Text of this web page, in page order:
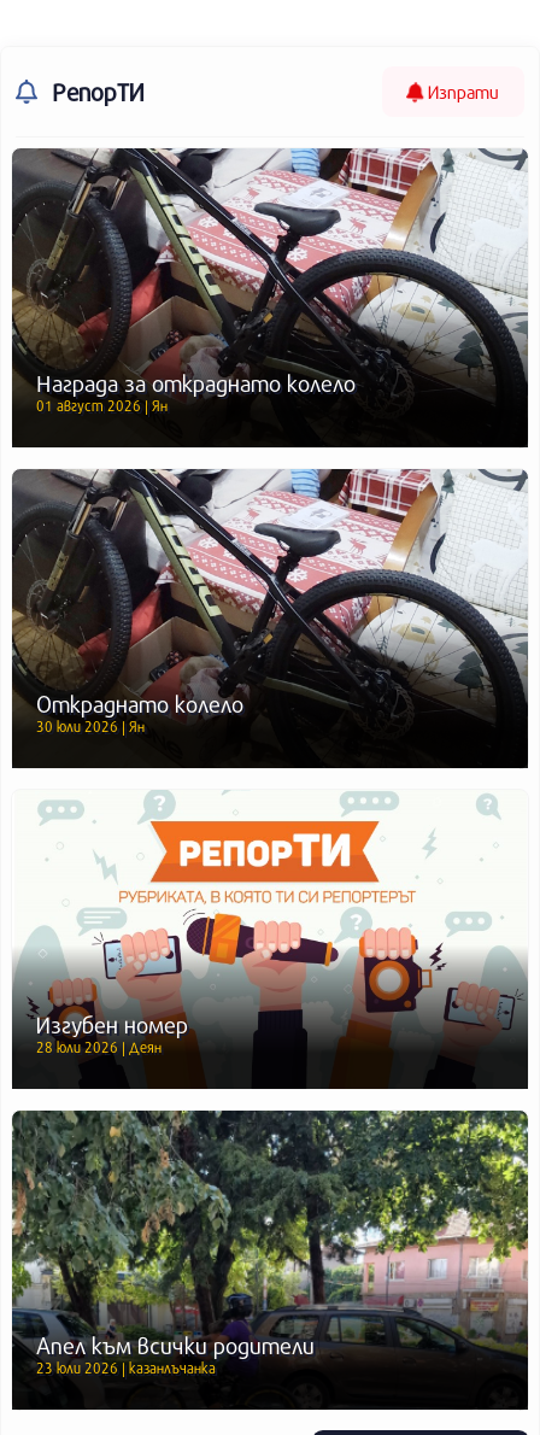
РепорТИ Изпрати
Награда за откраднато колело
01 август 2026 | Ян
Откраднато колело
30 юли 2026 | Ян
Изгубен номер
28 юли 2026 | Деян
Апел към всички родители
23 юли 2026 | казанлъчанка